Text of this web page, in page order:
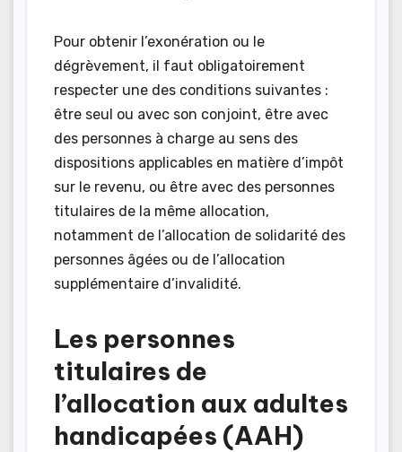
Pour obtenir l’exonération ou le
dégrèvement, il faut obligatoirement
respecter une des conditions suivantes :
être seul ou avec son conjoint, être avec
des personnes à charge au sens des
dispositions applicables en matière d’impôt
sur le revenu, ou être avec des personnes
titulaires de la même allocation,
notamment de l’allocation de solidarité des
personnes âgées ou de l’allocation
supplémentaire d’invalidité.
Les personnes
titulaires de
l’allocation aux adultes
handicapées (AAH)